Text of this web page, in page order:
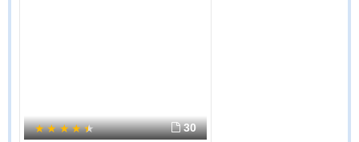
30